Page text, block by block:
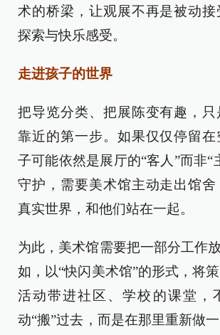
术的桥梁，让观展不再是被动
探索与快乐感受。
走进孩子的世界
把导览分类、把展陈变有趣，
靠近的第一步。如果仅仅停留
子可能依然是展厅的“客人”而非“
守护，需要美术馆主动走出馆
真实世界，和他们站在一起。
为此，美术馆需要把一部分工作
如，以“快闪美术馆”的形式，将
活动带进社区、学校的课堂，
动“搬”过去，而是在那里重新做